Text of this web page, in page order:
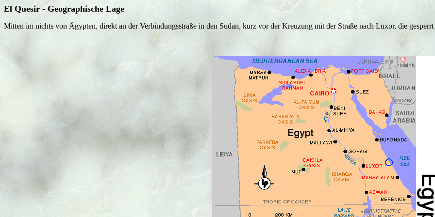
El Quesir - Geographische Lage
Mitten im nichts von Ägypten, direkt an der Verbindungsstraße in den Sudan, kurz vor der Kreuzung mit der Straße nach Luxor, die